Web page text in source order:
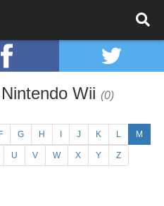
Wii (0)
F G H J K L M
U V W X Y Z